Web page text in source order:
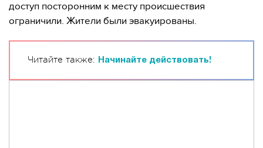
доступ посторонним к месту происшествия
ограничили. Жители были эвакуированы.
Читайте также: Начинайте действовать!